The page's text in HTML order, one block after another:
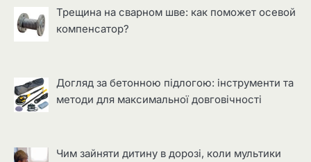
Трещина на сварном шве: как поможет осевой
компенсатор?
Догляд за бетонною підлогою: інструменти та
методи для максимальної довговічності
Чим зайняти дитину в дорозі, коли мультики